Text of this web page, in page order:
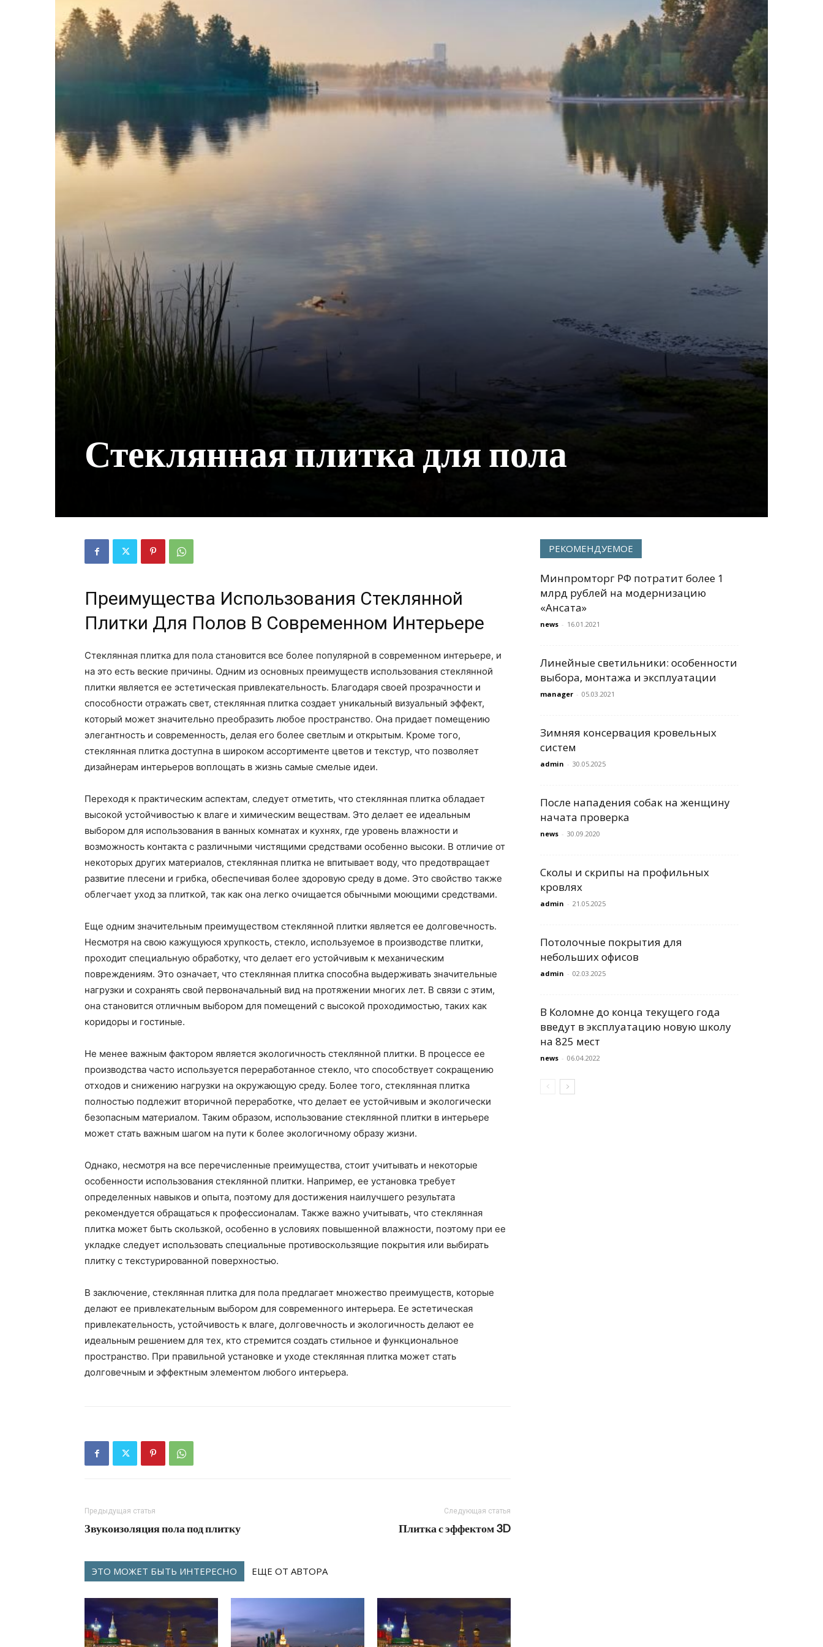
Стеклянная плитка для пола
Преимущества Использования Стеклянной
Плитки Для Полов В Современном Интерьере
Стеклянная плитка для пола становится все более популярной в современном интерьере, и
на это есть веские причины. Одним из основных преимуществ использования стеклянной
плитки является ее эстетическая привлекательность. Благодаря своей прозрачности и
способности отражать свет, стеклянная плитка создает уникальный визуальный эффект,
который может значительно преобразить любое пространство. Она придает помещению
элегантность и современность, делая его более светлым и открытым. Кроме того,
стеклянная плитка доступна в широком ассортименте цветов и текстур, что позволяет
дизайнерам интерьеров воплощать в жизнь самые смелые идеи.
Переходя к практическим аспектам, следует отметить, что стеклянная плитка обладает
высокой устойчивостью к влаге и химическим веществам. Это делает ее идеальным
выбором для использования в ванных комнатах и кухнях, где уровень влажности и
возможность контакта с различными чистящими средствами особенно высоки. В отличие от
некоторых других материалов, стеклянная плитка не впитывает воду, что предотвращает
развитие плесени и грибка, обеспечивая более здоровую среду в доме. Это свойство также
облегчает уход за плиткой, так как она легко очищается обычными моющими средствами.
Еще одним значительным преимуществом стеклянной плитки является ее долговечность.
Несмотря на свою кажущуюся хрупкость, стекло, используемое в производстве плитки,
проходит специальную обработку, что делает его устойчивым к механическим
повреждениям. Это означает, что стеклянная плитка способна выдерживать значительные
нагрузки и сохранять свой первоначальный вид на протяжении многих лет. В связи с этим,
она становится отличным выбором для помещений с высокой проходимостью, таких как
коридоры и гостиные.
Не менее важным фактором является экологичность стеклянной плитки. В процессе ее
производства часто используется переработанное стекло, что способствует сокращению
отходов и снижению нагрузки на окружающую среду. Более того, стеклянная плитка
полностью подлежит вторичной переработке, что делает ее устойчивым и экологически
безопасным материалом. Таким образом, использование стеклянной плитки в интерьере
может стать важным шагом на пути к более экологичному образу жизни.
Однако, несмотря на все перечисленные преимущества, стоит учитывать и некоторые
особенности использования стеклянной плитки. Например, ее установка требует
определенных навыков и опыта, поэтому для достижения наилучшего результата
рекомендуется обращаться к профессионалам. Также важно учитывать, что стеклянная
плитка может быть скользкой, особенно в условиях повышенной влажности, поэтому при ее
укладке следует использовать специальные противоскользящие покрытия или выбирать
плитку с текстурированной поверхностью.
В заключение, стеклянная плитка для пола предлагает множество преимуществ, которые
делают ее привлекательным выбором для современного интерьера. Ее эстетическая
привлекательность, устойчивость к влаге, долговечность и экологичность делают ее
идеальным решением для тех, кто стремится создать стильное и функциональное
пространство. При правильной установке и уходе стеклянная плитка может стать
долговечным и эффектным элементом любого интерьера.
Предыдущая статья
Звукоизоляция пола под плитку
Следующая статья
Плитка с эффектом 3D
ЭТО МОЖЕТ БЫТЬ ИНТЕРЕСНО ЕЩЕ ОТ АВТОРА
РЕКОМЕНДУЕМОЕ
Минпромторг РФ потратит более 1
млрд рублей на модернизацию
«Ансата»
news - 16.01.2021
Линейные светильники: особенности
выбора, монтажа и эксплуатации
manager - 05.03.2021
Зимняя консервация кровельных
систем
admin - 30.05.2025
После нападения собак на женщину
начата проверка
news - 30.09.2020
Сколы и скрипы на профильных
кровлях
admin - 21.05.2025
Потолочные покрытия для
небольших офисов
admin - 02.03.2025
В Коломне до конца текущего года
введут в эксплуатацию новую школу
на 825 мест
news - 06.04.2022